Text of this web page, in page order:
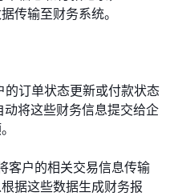
传输至财务系统。
的订单状态更新或付款状态
将这些财务信息提交给企
客户的相关交易信息传输
据这些数据生成财务报